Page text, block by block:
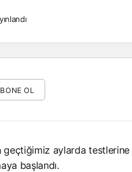
OL
geçtiğimiz aylarda testlerine
başlandı.